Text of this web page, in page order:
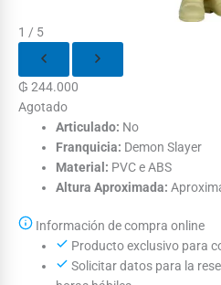
1 / 5
₲ 244.000
Agotado
Articulado: No
Franquicia: Demon Slayer
Material: PVC e ABS
Altura Aproximada:
Información de compra online
Producto exclusivo para
Solicitar datos para la